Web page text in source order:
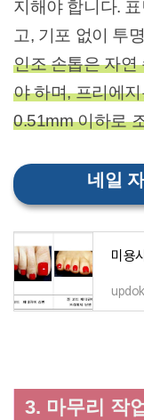
지해야 합니다.
고, 기포 없이 투
인조 손톱은 자연
야 하며, 프리에
0.51mm 이하로
네일
3. 마무리 작업